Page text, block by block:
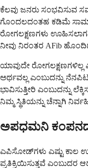
ಕೆಲವು ಜನರು ಸಂಭವಿಸುವ
ಗೊಂದಲದಂತಹ ಕಡಿಮೆ
ರೋಗಲಕ್ಷಣಗಳು
ನೀವು ನಿರಂತರ AFib
ಯಾವುದೇ ರೋಗಲಕ್ಷಣಗಳಿಲ್ಲ
ಅರ್ಥವಲ್ಲ ಎಂಬುದನ್ನು
ಭಾವಿಸುತ್ತೀರಿ ಎಂಬುದನ್ನು
ನಿಮ್ಮ ಸ್ಥಿತಿಯನ್ನು ಚೆನ್ನಾಗಿ
ಅಪಧಮನಿ ಕಂಪನದ
ಎಪಿಸೋಡ್‌ಗಳು ಎಷ್ಟು ಕಾಲ
ಪ್ರತಿಕ್ರಿಯಿಸುತ್ತವೆ ಎಂಬುದರ